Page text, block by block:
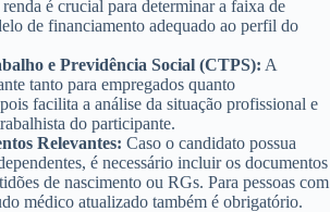
é crucial para determinar a faixa de
de financiamento adequado ao perfil do
e Previdência Social (CTPS): A
tanto para empregados quanto
facilita a análise da situação profissional e
do participante.
Relevantes: Caso o candidato possua
é necessário incluir os documentos
de nascimento ou RGs. Para pessoas com
médico atualizado também é obrigatório.